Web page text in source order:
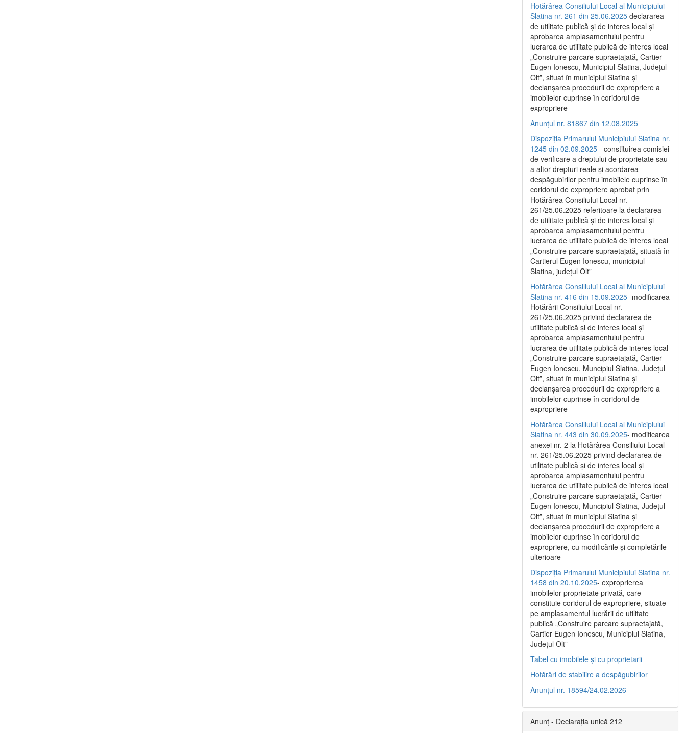
Hotărârea Consiliului Local al Municipiului
Slatina nr. 261 din 25.06.2025 declararea
de utilitate publică și de interes local și
aprobarea amplasamentului pentru
lucrarea de utilitate publică de interes local
„Construire parcare supraetajată, Cartier
Eugen Ionescu, Municipiul Slatina, Județul
Olt”, situat în municipiul Slatina și
declanșarea procedurii de expropriere a
imobilelor cuprinse în coridorul de
expropriere
Anunțul nr. 81867 din 12.08.2025
Dispoziția Primarului Municipiului Slatina nr.
1245 din 02.09.2025 - constituirea comisiei
de verificare a dreptului de proprietate sau
a altor drepturi reale și acordarea
despăgubirilor pentru imobilele cuprinse în
coridorul de expropriere aprobat prin
Hotărârea Consiliului Local nr.
261/25.06.2025 referitoare la declararea
de utilitate publică și de interes local și
aprobarea amplasamentului pentru
lucrarea de utilitate publică de interes local
„Construire parcare supraetajată, situată în
Cartierul Eugen Ionescu, municipiul
Slatina, județul Olt”
Hotărârea Consiliului Local al Municipiului
Slatina nr. 416 din 15.09.2025- modificarea
Hotărârii Consiliului Local nr.
261/25.06.2025 privind declararea de
utilitate publică și de interes local și
aprobarea amplasamentului pentru
lucrarea de utilitate publică de interes local
„Construire parcare supraetajată, Cartier
Eugen Ionescu, Muncipiul Slatina, Județul
Olt”, situat în municipiul Slatina și
declanșarea procedurii de expropriere a
imobilelor cuprinse în coridorul de
expropriere
Hotărârea Consiliului Local al Municipiului
Slatina nr. 443 din 30.09.2025- modificarea
anexei nr. 2 la Hotărârea Consiliului Local
nr. 261/25.06.2025 privind declararea de
utilitate publică şi de interes local şi
aprobarea amplasamentului pentru
lucrarea de utilitate publică de interes local
„Construire parcare supraetajată, Cartier
Eugen Ionescu, Muncipiul Slatina, Judeţul
Olt”, situat în municipiul Slatina şi
declanşarea procedurii de expropriere a
imobilelor cuprinse în coridorul de
expropriere, cu modificările şi completările
ulterioare
Dispoziția Primarului Municipiului Slatina nr.
1458 din 20.10.2025- exproprierea
imobilelor proprietate privată, care
constituie coridorul de expropriere, situate
pe amplasamentul lucrării de utilitate
publică „Construire parcare supraetajată,
Cartier Eugen Ionescu, Municipiul Slatina,
Județul Olt”
Tabel cu imobilele și cu proprietarii
Hotărâri de stabilire a despăgubirilor
Anunțul nr. 18594/24.02.2026
Anunț - Declarația unică 212